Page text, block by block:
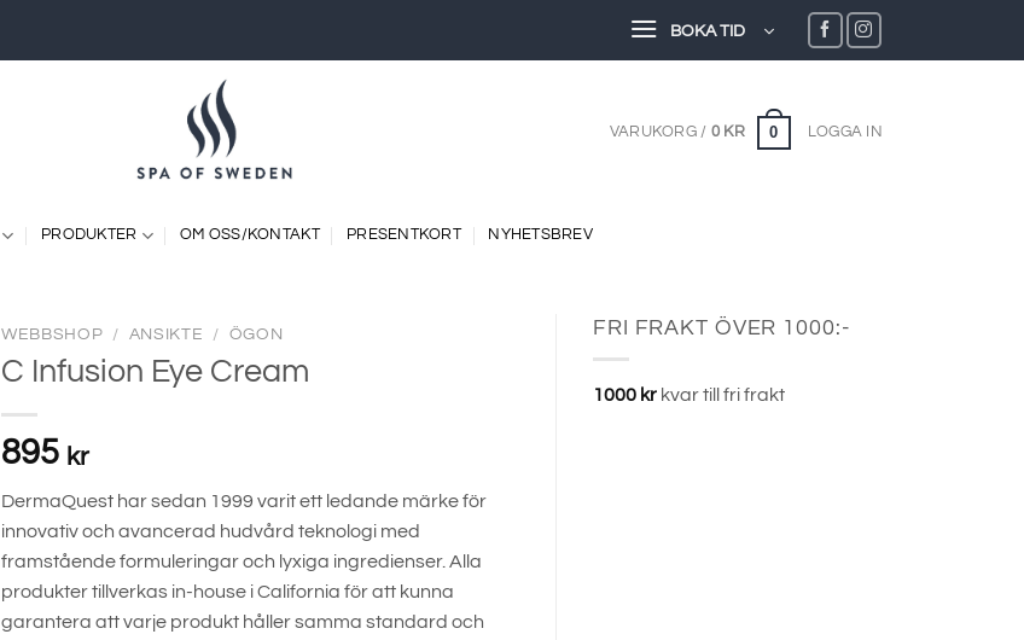
BOKA TID
VARUKORG / 0 KR 0 LOGGA IN
PRODUKTER OM OSS/KONTAKT PRESENTKORT NYHETSBREV
WEBBSHOP / ANSIKTE / ÖGON
C Infusion Eye Cream
895 kr
DermaQuest har sedan 1999 varit ett ledande märke för
innovativ och avancerad hudvård teknologi med
framstående formuleringar och lyxiga ingredienser. Alla
produkter tillverkas in-house i California för att kunna
garantera att varje produkt håller samma standard och
FRI FRAKT ÖVER 1000:-
1000 kr kvar till fri frakt